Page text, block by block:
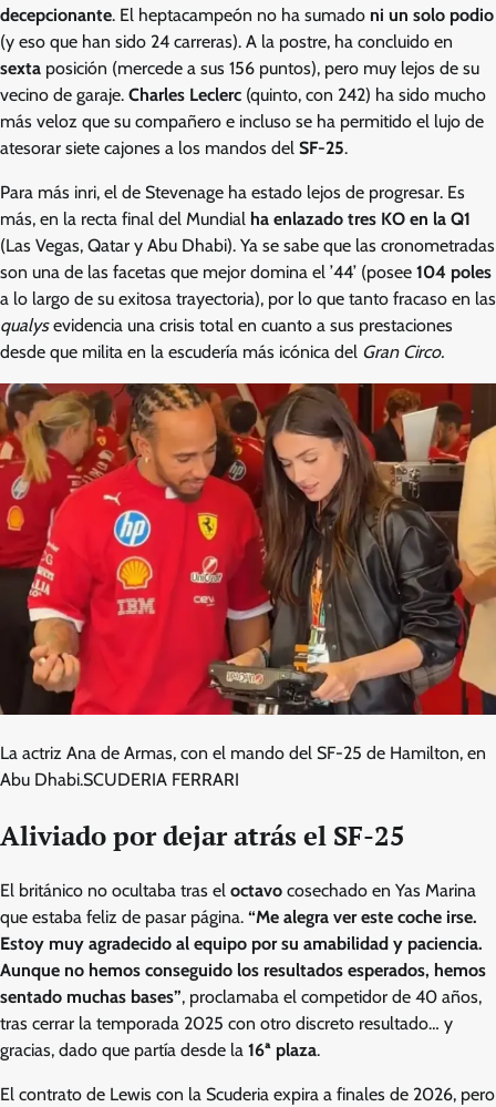
decepcionante. El heptacampeón no ha sumado ni un solo podio
(y eso que han sido 24 carreras). A la postre, ha concluido en
sexta posición (mercede a sus 156 puntos), pero muy lejos de su
vecino de garaje. Charles Leclerc (quinto, con 242) ha sido mucho
más veloz que su compañero e incluso se ha permitido el lujo de
atesorar siete cajones a los mandos del SF-25.
Para más inri, el de Stevenage ha estado lejos de progresar. Es
más, en la recta final del Mundial ha enlazado tres KO en la Q1
(Las Vegas, Qatar y Abu Dhabi). Ya se sabe que las cronometradas
son una de las facetas que mejor domina el ’44’ (posee 104 poles
a lo largo de su exitosa trayectoria), por lo que tanto fracaso en las
qualysevidencia una crisis total en cuanto a sus prestaciones
desde que milita en la escudería más icónica del Gran Circo.
La actriz Ana de Armas, con el mando del SF-25 de Hamilton, en
Abu Dhabi.SCUDERIA FERRARI
Aliviado por dejar atrás el SF-25
El británico no ocultaba tras el octavo cosechado en Yas Marina
que estaba feliz de pasar página. “Me alegra ver este coche irse.
Estoy muy agradecido al equipo por su amabilidad y paciencia.
Aunque no hemos conseguido los resultados esperados, hemos
sentado muchas bases”, proclamaba el competidor de 40 años,
tras cerrar la temporada 2025 con otro discreto resultado… y
gracias, dado que partía desde la 16ª plaza.
El contrato de Lewis con la Scuderia expira a finales de 2026, pero